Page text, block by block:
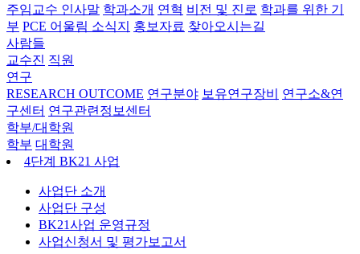
주임교수 인사말 학과소개 연혁 비전 및 진로 학과를 위한 기
부 PCE 어울림 소식지 홍보자료 찾아오시는길
사람들
교수진 직원
연구
RESEARCH OUTCOME 연구분야 보유연구장비
연구소&연
구센터 연구관련정보센터
학부/대학원
학부 대학원
4단계 BK21 사업
사업단 소개
사업단 구성
BK21사업 운영규정
사업신청서 및 평가보고서